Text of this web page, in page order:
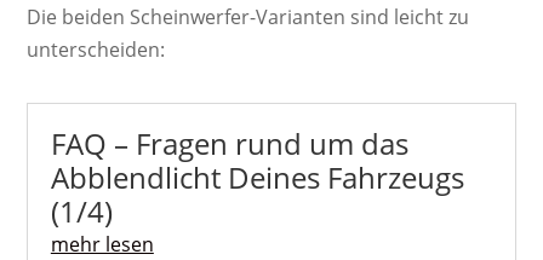
Die beiden Scheinwerfer-Varianten sind leicht zu
unterscheiden:
FAQ – Fragen rund um das
Abblendlicht Deines Fahrzeugs
(1/4)
mehr lesen